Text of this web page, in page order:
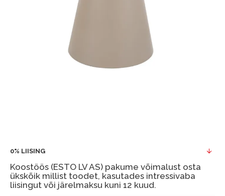
0% LIISING
Koostöös (ESTO LV AS) pakume võimalust osta
ükskõik millist toodet, kasutades intressivaba
liisingut või järelmaksu kuni 12 kuud.